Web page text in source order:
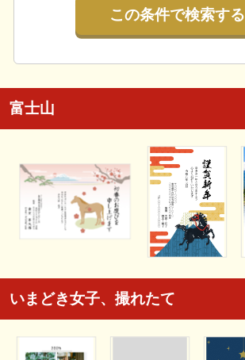
この条件で検索する
富士山
いまどき女子、撮れたて